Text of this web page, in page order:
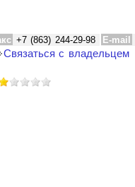
+7 (863) 244-29-98 E-mail
Связаться с владельцем